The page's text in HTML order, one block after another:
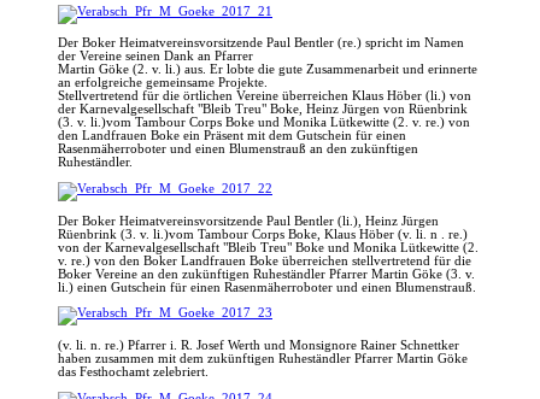
Der Boker Heimatvereinsvorsitzende Paul Bentler (re.) spricht im Namen
der Vereine seinen Dank an Pfarrer
Martin Göke (2. v. li.) aus. Er lobte die gute Zusammenarbeit und erinnerte
an erfolgreiche gemeinsame Projekte.
Stellvertretend für die örtlichen Vereine überreichen Klaus Höber (li.) von
der Karnevalgesellschaft "Bleib Treu" Boke, Heinz Jürgen von Rüenbrink
(3. v. li.)vom Tambour Corps Boke und Monika Lütkewitte (2. v. re.) von
den Landfrauen Boke ein Präsent mit dem Gutschein für einen
Rasenmäherroboter und einen Blumenstrauß an den zukünftigen
Ruheständler.
Der Boker Heimatvereinsvorsitzende Paul Bentler (li.), Heinz Jürgen
Rüenbrink (3. v. li.)vom Tambour Corps Boke, Klaus Höber (v. li. n . re.)
von der Karnevalgesellschaft "Bleib Treu" Boke und Monika Lütkewitte (2.
v. re.) von den Boker Landfrauen Boke überreichen stellvertretend für die
Boker Vereine an den zukünftigen Ruheständler Pfarrer Martin Göke (3. v.
li.) einen Gutschein für einen Rasenmäherroboter und einen Blumenstrauß.
(v. li. n. re.) Pfarrer i. R. Josef Werth und Monsignore Rainer Schnettker
haben zusammen mit dem zukünftigen Ruheständler Pfarrer Martin Göke
das Festhochamt zelebriert.